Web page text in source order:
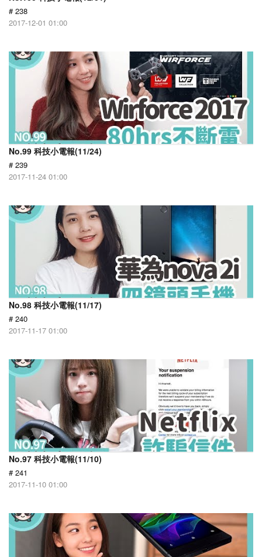
# 238
2017-12-01 01:00
No.99 科技小電報(11/24)
# 239
2017-11-24 01:00
No.98 科技小電報(11/17)
# 240
2017-11-17 01:00
No.97 科技小電報(11/10)
# 241
2017-11-10 01:00